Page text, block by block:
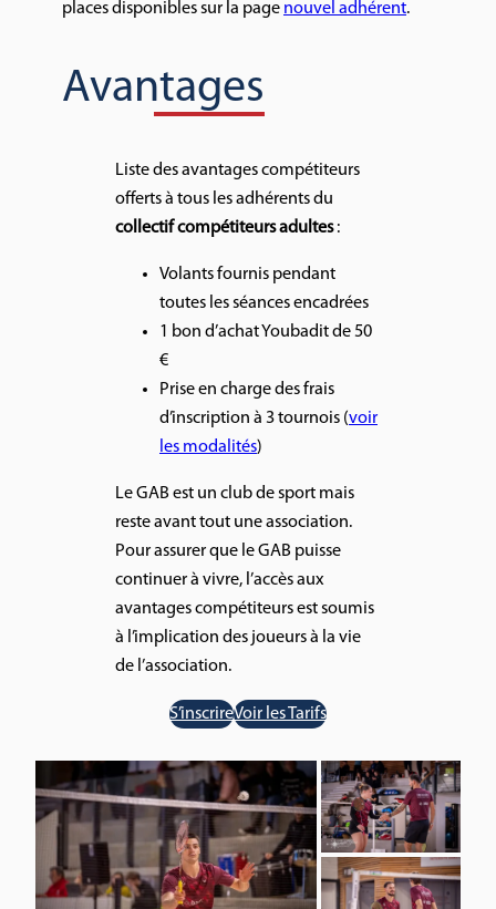
places disponibles sur la page nouvel adhérent.
Avantages
Liste des avantages compétiteurs
offerts à tous les adhérents du
collectif compétiteurs adultes:
Volants fournis pendant
toutes les séances encadrées
1 bon d’achat Youbadit de 50
€
Prise en charge des frais
d’inscription à 3 tournois (voir
les modalités)
Le GAB est un club de sport mais
reste avant tout une association.
Pour assurer que le GAB puisse
continuer à vivre, l’accès aux
avantages compétiteurs est soumis
à l’implication des joueurs à la vie
de l’association.
S’inscrireVoir les Tarifs